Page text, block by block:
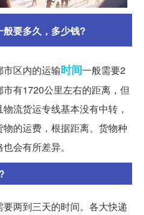
般要多久，多少钱?
区内的运输时间一般需要2
有1720公里左右的距离，但
流货运专线基本没有中转，
的运费，根据距离、货物种
会有所差异。
两到三天的时间。各大快递